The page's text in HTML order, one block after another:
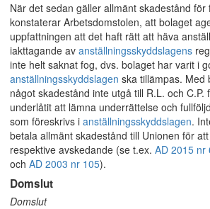
När det sedan gäller allmänt skadestånd för
konstaterar Arbetsdomstolen, att bolaget
uppfattningen att det haft rätt att häva
iakttagande av anställningsskyddslagens
inte helt saknat fog, dvs. bolaget har varit i
anställningsskyddslagen ska tillämpas. Med
något skadestånd inte utgå till R.L. och C.P.
underlåtit att lämna underrättelse och
som föreskrivs i anställningsskyddslagen.
betala allmänt skadestånd till Unionen för
respektive avskedande (se t.ex. AD 2015 nr
och AD 2003 nr 105).
Domslut
Domslut